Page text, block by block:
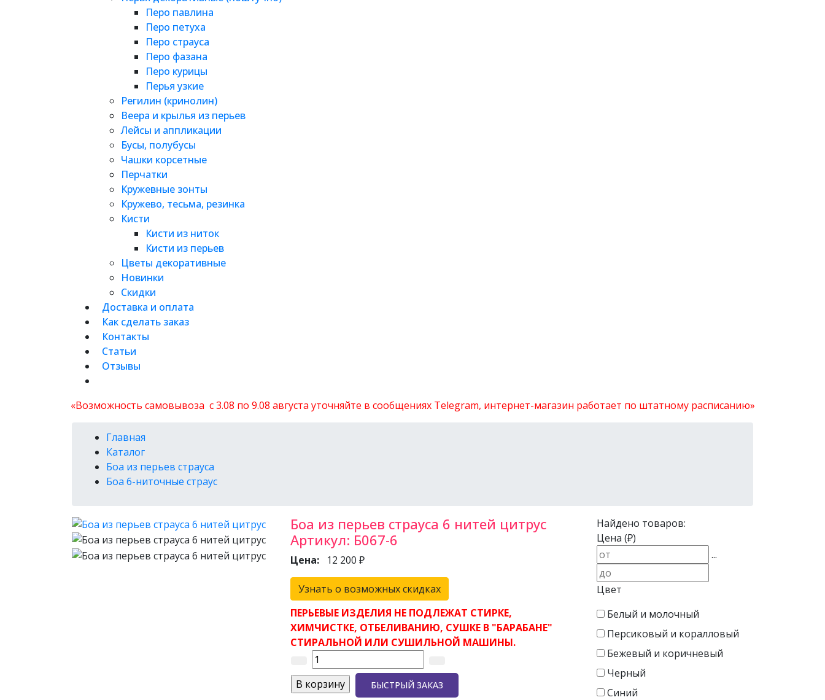
Перо павлина
Перо петуха
Перо страуса
Перо фазана
Перо курицы
Перья узкие
Регилин (кринолин)
Веера и крылья из перьев
Лейсы и аппликации
Бусы, полубусы
Чашки корсетные
Перчатки
Кружевные зонты
Кружево, тесьма, резинка
Кисти
Кисти из ниток
Кисти из перьев
Цветы декоративные
Новинки
Скидки
Доставка и оплата
Как сделать заказ
Контакты
Статьи
Отзывы
«Возможность самовывоза с 3.08 по 9.08 августа уточняйте в сообщениях Telegram, интернет-магазин работает по штатному расписанию»
Главная
Каталог
Боа из перьев страуса
Боа 6-ниточные страус
Боа из перьев страуса 6 нитей цитрус
Артикул: Б067-6
Цена: 12 200 ₽
Узнать о возможных скидках
ПЕРЬЕВЫЕ ИЗДЕЛИЯ НЕ ПОДЛЕЖАТ СТИРКЕ,
ХИМЧИСТКЕ, ОТБЕЛИВАНИЮ, СУШКЕ В "БАРАБАНЕ"
СТИРАЛЬНОЙ ИЛИ СУШИЛЬНОЙ МАШИНЫ.
БЫСТРЫЙ ЗАКАЗ
Найдено товаров:
Цена (₽)
...
Цвет
Белый и молочный
Персиковый и коралловый
Бежевый и коричневый
Черный
Синий